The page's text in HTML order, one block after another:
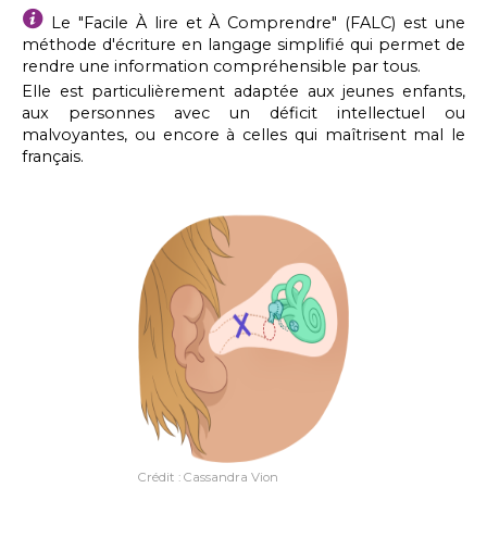
Le "Facile À lire et À Comprendre" (FALC) est une
méthode d'écriture en langage simplifié qui permet de
rendre une information compréhensible par tous.
Elle est particulièrement adaptée aux jeunes enfants,
aux personnes avec un déficit intellectuel ou
malvoyantes, ou encore à celles qui maîtrisent mal le
français.
Crédit : Cassandra Vion